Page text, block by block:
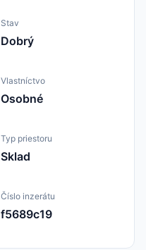
Stav
Dobrý
Vlastníctvo
Osobné
Typ priestoru
Sklad
Číslo inzerátu
f5689c19